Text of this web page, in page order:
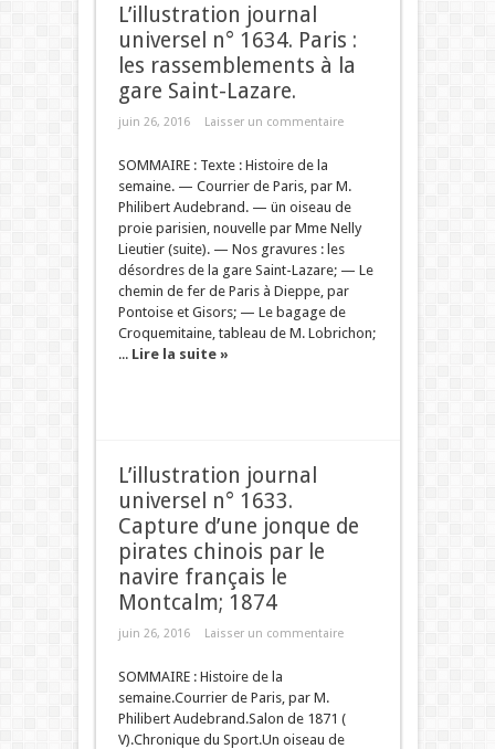
L’illustration journal
universel n° 1634. Paris :
les rassemblements à la
gare Saint-Lazare.
juin 26, 2016 Laisser un commentaire
SOMMAIRE : Texte : Histoire de la
semaine. — Courrier de Paris, par M.
Philibert Audebrand. — ün oiseau de
proie parisien, nouvelle par Mme Nelly
Lieutier (suite). — Nos gravures : les
désordres de la gare Saint-Lazare; — Le
chemin de fer de Paris à Dieppe, par
Pontoise et Gisors; — Le bagage de
Croquemitaine, tableau de M. Lobrichon;
... Lire la suite »
L’illustration journal
universel n° 1633.
Capture d’une jonque de
pirates chinois par le
navire français le
Montcalm; 1874
juin 26, 2016 Laisser un commentaire
SOMMAIRE : Histoire de la
semaine.Courrier de Paris, par M.
Philibert Audebrand.Salon de 1871 (
V).Chronique du Sport.Un oiseau de